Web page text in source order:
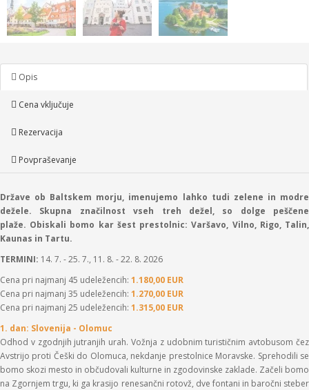
Opis
Cena vključuje
Rezervacija
Povpraševanje
Države ob Baltskem morju, imenujemo lahko tudi zelene in modre
dežele. Skupna značilnost vseh treh dežel, so dolge peščene
plaže. Obiskali bomo kar šest prestolnic: Varšavo, Vilno, Rigo, Talin,
Kaunas in Tartu.
TERMINI: 14. 7. - 25. 7., 11. 8. - 22. 8. 2026
Cena pri najmanj 45 udeležencih: 1.180,00 EUR
Cena pri najmanj 35 udeležencih: 1.270,00 EUR
Cena pri najmanj 25 udeležencih: 1.315,00 EUR
1. dan: Slovenija - Olomuc
Odhod v zgodnjih jutranjih urah. Vožnja z udobnim turističnim avtobusom čez
Avstrijo proti Češki do Olomuca, nekdanje prestolnice Moravske. Sprehodili se
bomo skozi mesto in občudovali kulturne in zgodovinske zaklade. Začeli bomo
na Zgornjem trgu, ki ga krasijo renesančni rotovž, dve fontani in baročni steber